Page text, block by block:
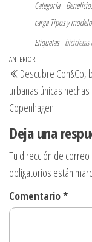
Categoría
carga Tipos y
Etiquetas bicicletas
Navegación
de
entradas
Entrada
anterior
ANTERIOR
Descubre Coh&Co,
urbanas únicas hechas
Copenhagen
Deja una
Tu dirección de
obligatorios están
Comentario*